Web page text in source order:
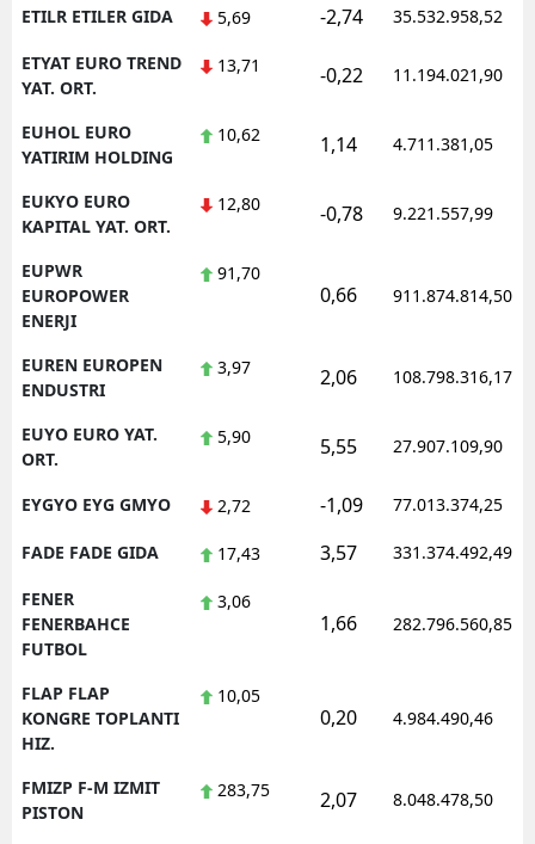
ETILR ETILER GIDA 5,69 -2,74 35.532.958,52
ETYAT EURO TREND
YAT. ORT.
13,71 -0,22 11.194.021,90
EUHOL EURO
YATIRIM HOLDING
10,62 1,14 4.711.381,05
EUKYO EURO
KAPITAL YAT. ORT.
12,80 -0,78 9.221.557,99
EUPWR
EUROPOWER
ENERJI
91,70
0,66 911.874.814,50
EUREN EUROPEN
ENDUSTRI
3,97 2,06 108.798.316,17
EUYO EURO YAT.
ORT.
5,90 5,55 27.907.109,90
EYGYO EYG GMYO 2,72 -1,09 77.013.374,25
FADE FADE GIDA 17,43 3,57 331.374.492,49
FENER
FENERBAHCE
FUTBOL
3,06
1,66 282.796.560,85
FLAP FLAP
KONGRE TOPLANTI
HIZ.
10,05
0,20 4.984.490,46
FMIZP F-M IZMIT
PISTON
283,75 2,07 8.048.478,50